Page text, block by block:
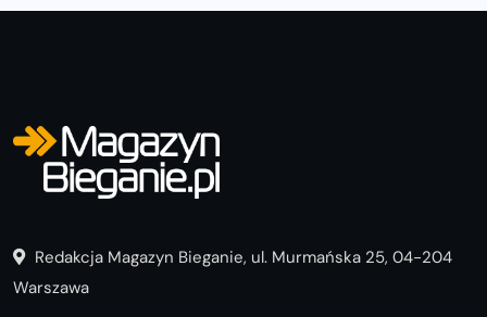
Redakcja Magazyn Bieganie, ul. Murmańska 25, 04-204
Warszawa